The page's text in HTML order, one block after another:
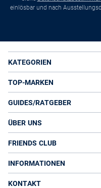
einlösbar und nach
KATEGORIEN
TOP-MARKEN
GUIDES/RATGEBER
ÜBER UNS
FRIENDS CLUB
INFORMATIONEN
KONTAKT